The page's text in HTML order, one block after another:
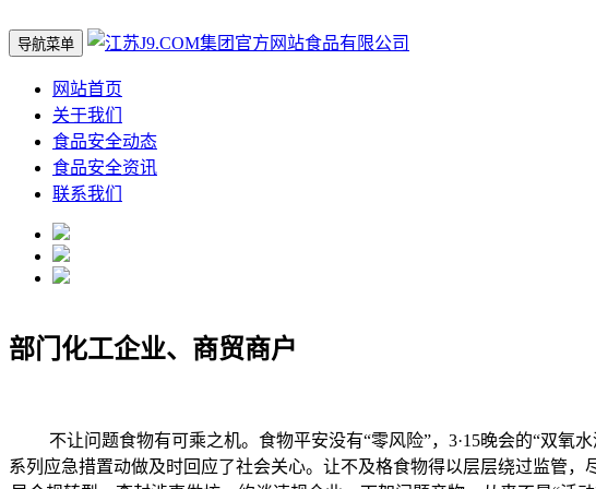
导航菜单
网站首页
关于我们
食品安全动态
食品安全资讯
联系我们
部门化工企业、商贸商户
不让问题食物有可乘之机。食物平安没有“零风险”，3·15晚会的“双氧
系列应急措置动做及时回应了社会关心。让不及格食物得以层层绕过监管